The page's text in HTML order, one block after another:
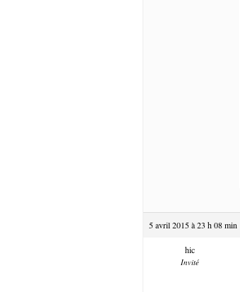
5 avril 2015 à 23 h 08 min
hic
Invité